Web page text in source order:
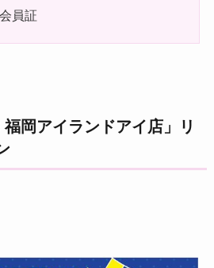
員証
福岡アイランドアイ店」リ